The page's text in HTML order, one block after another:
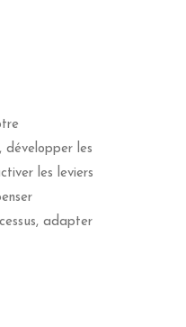
développer les
les leviers
adapter